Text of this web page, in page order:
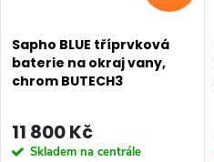
Sapho BLUE tříprvková
baterie na okraj vany,
chrom BUTECH3
11 800 Kč
Skladem na centrále